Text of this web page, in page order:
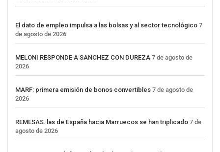
El dato de empleo impulsa a las bolsas y al sector tecnológico 7
de agosto de 2026
MELONI RESPONDE A SANCHEZ CON DUREZA 7 de agosto de
2026
MARF: primera emisión de bonos convertibles 7 de agosto de
2026
REMESAS: las de España hacia Marruecos se han triplicado 7 de
agosto de 2026